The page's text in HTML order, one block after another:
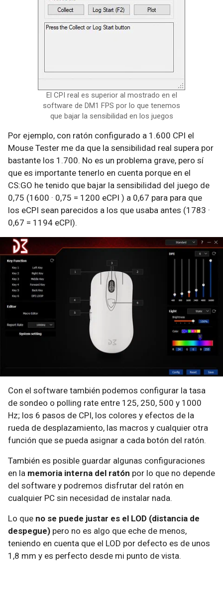
El CPI real es superior al mostrado en el
software de DM1 FPS por lo que tenemos
que bajar la sensibilidad en los juegos
Por ejemplo, con ratón configurado a 1.600 CPI el
Mouse Tester me da que la sensibilidad real supera por
bastante los 1.700. No es un problema grave, pero sí
que es importante tenerlo en cuenta porque en el
CS:GO he tenido que bajar la sensibilidad del juego de
0,75 (1600 · 0,75 = 1200 eCPI ) a 0,67 para para que
los eCPI sean parecidos a los que usaba antes (1783 ·
0,67 = 1194 eCPI).
Con el software también podemos configurar la tasa
de sondeo o polling rate entre 125, 250, 500 y 1000
Hz; los 6 pasos de CPI, los colores y efectos de la
rueda de desplazamiento, las macros y cualquier otra
función que se pueda asignar a cada botón del ratón.
También es posible guardar algunas configuraciones
en la memoria interna del ratón por lo que no depende
del software y podremos disfrutar del ratón en
cualquier PC sin necesidad de instalar nada.
Lo que no se puede justar es el LOD (distancia de
despegue) pero no es algo que eche de menos,
teniendo en cuenta que el LOD por defecto es de unos
1,8 mm y es perfecto desde mi punto de vista.